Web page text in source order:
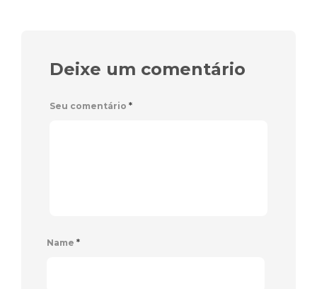
Deixe um comentário
Seu comentário *
Name *